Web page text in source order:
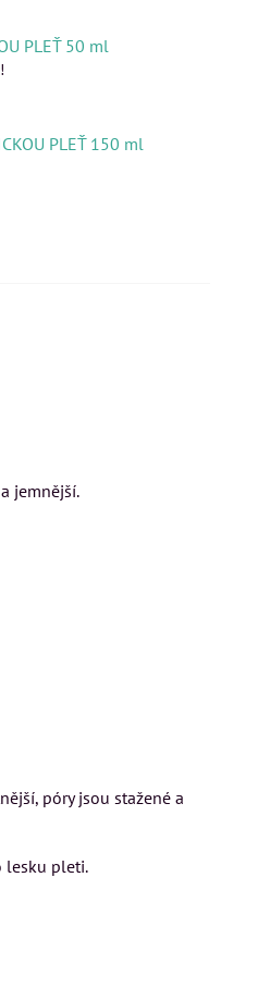
PLEŤ 50 ml
PLEŤ 150 ml
jemnější.
póry jsou stažené a
lesku pleti.